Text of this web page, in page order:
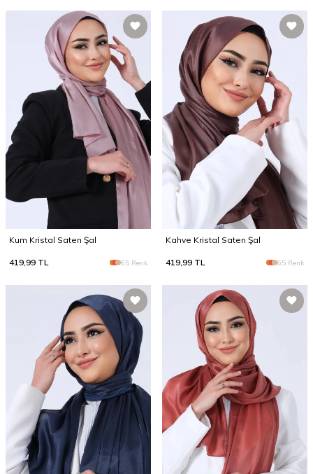
Kum Kristal Saten Şal
419,99 TL 65 Renk
Kahve Kristal Saten Şal
419,99 TL 65 Renk